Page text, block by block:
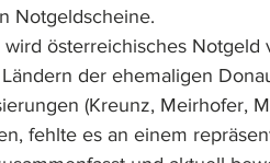
Notgeldscheine.
österreichisches
der ehemaligen
(Kreunz, Meirhofer,
fehlte es an einem